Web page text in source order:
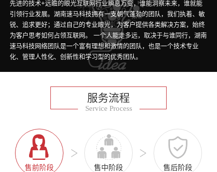
先进的技术+远瞻的眼光互联网行业瞬息万变，谁能洞察未来，谁就能
引领行业发展。湖南速马科技拥有一支朝气蓬勃的团队，我们执着、敏
锐、追求更好；通过自己的专业眼光，为客户提供各类解决方案，始终
为客户思考如何占领互联网。 一个人能走多远，取决于与谁同行，湖南
速马科技网络团队是一个富有理想和激情的团队，也是一个技术专业
化、管理人性化、创新性和学习型的优秀团队。
服务流程
Service Process
售前阶段 售中阶段 售后阶段